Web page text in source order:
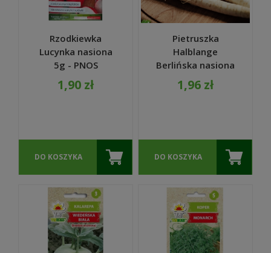
Rzodkiewka
Lucynka nasiona
5g - PNOS
1,90 zł
DO KOSZYKA
Pietruszka
Halblange
Berlińska nasiona
5g DUŻA PACZKA
NASION - Raj
1,96 zł
DO KOSZYKA